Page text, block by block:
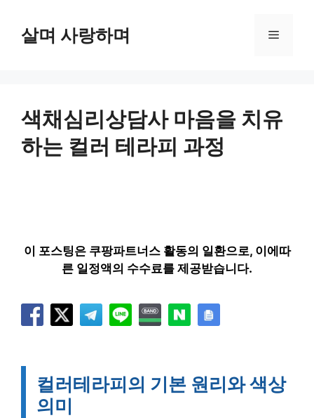
살며 사랑하며 메
색채심리상담사 마음을 치유
하는 컬러 테라피 과정
이 포스팅은 쿠팡파트너스 활동의 일환으로, 이에따
른 일정액의 수수료를 제공받습니다.
컬러테라피의 기본 원리와 색상
의미